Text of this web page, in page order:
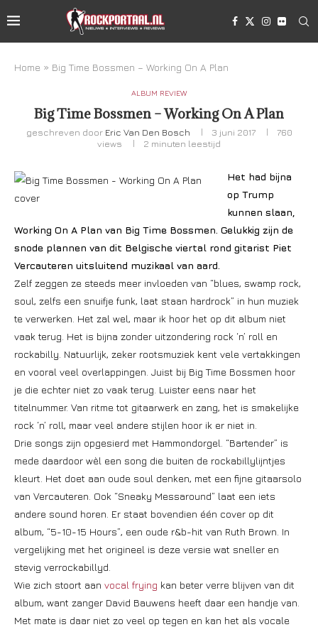
Home » Big Time Bossmen – Working On A Plan
ALBUM REVIEW
Big Time Bossmen – Working On A Plan
geschreven door Eric Van Den Bosch 3 juni 2017
760
views
2 minuten leestijd
Het had bijna
op Trump
kunnen slaan,
Working On A Plan van Big Time Bossmen. Gelukkig zijn de
snode plannen van dit Belgische viertal rond gitarist Piet
Vercauteren uitsluitend muzikaal van aard.
Zelf zeggen ze steeds meer invloeden van “blues, swamp rock,
soul, zelfs een snuifje funk, laat staan hardrock” in hun muziek
te verwerken. Het zal wel, maar ik hoor het op dit album niet
vaak terug. Het is bijna zonder uitzondering rock ‘n’ roll en
rockabilly. Natuurlijk, zeker rootsmuziek kent vele vertakkingen
en vooral veel overlappingen. Juist bij Big Time Bossmen hoor
je die echter niet zo vaak terug. Luister eens naar het
titelnummer. Van ritme tot gitaarwerk en zang, het is smakelijke
rock ‘n’ roll, maar veel andere stijlen hoor ik er niet in.
Drie songs zijn opgesierd met Hammondorgel. “Bartender” is
mede daardoor wèl een song die buiten de rockabillylijntjes
kleurt. Het doet aan oude soul denken, met een fijne gitaarsolo
van Vercauteren. Ook “Sneaky Messaround” laat een iets
andere sound horen. Er staat bovendien één cover op dit
album, “5-10-15 Hours”, een oude r&b-hit van Ruth Brown. In
vergelijking met het origineel is deze versie wat sneller en
stevig verrockabillyd.
Wie zich stoort aan vocal frying kan beter verre blijven van dit
album, want zanger David Bauwens heeft daar een handje van.
Met mate is daar niet zo veel op tegen en kan het als vocale